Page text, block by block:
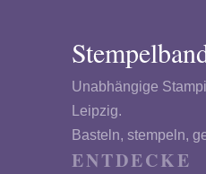
Unabhängige
Leipzig.
Basteln, stempeln,
ENTDECKE